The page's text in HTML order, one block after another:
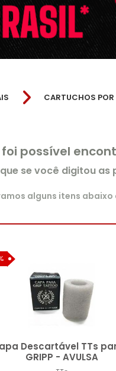
CARTUCHOS
foi possível
se você digitou
alguns itens
Descartável TTs
GRIPP - AVULSA